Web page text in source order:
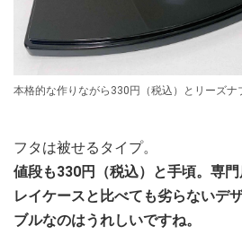
本格的な作りながら330円（税込）とリーズナ
フタは被せるタイプ。
値段も330円（税込）と手頃。専
レイケースと比べても劣らないデ
ブルなのはうれしいですね。